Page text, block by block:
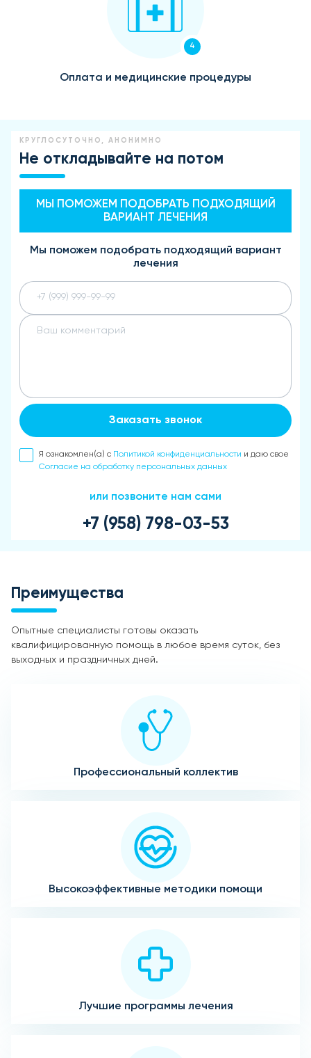
4
Оплата и медицинские процедуры
КРУГЛОСУТОЧНО, АНОНИМНО
Не откладывайте на потом
МЫ ПОМОЖЕМ ПОДОБРАТЬ ПОДХОДЯЩИЙ
ВАРИАНТ ЛЕЧЕНИЯ
Мы поможем подобрать подходящий вариант
лечения
Заказать звонок
Я ознакомлен(а) с Политикой конфиденциальности и даю свое
Согласие на обработку персональных данных
или позвоните нам сами
+7 (958) 798-03-53
Преимущества
Опытные специалисты готовы оказать
квалифицированную помощь в любое время суток, без
выходных и праздничных дней.
Профессиональный коллектив
Высокоэффективные методики помощи
Лучшие программы лечения